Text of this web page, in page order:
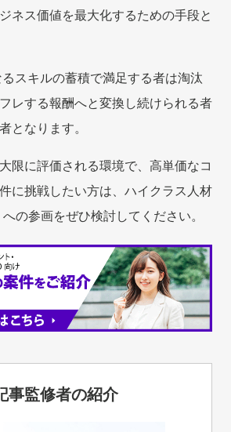
ネス価値を最大化するための手段と
スキルの蓄積で満足する者は淘汰
レする報酬へと変換し続けられる者
となります。
限に評価される環境で、高単価なコ
に挑戦したい方は、ハイクラス人材
の参画をぜひ検討してください。
事監修者の紹介